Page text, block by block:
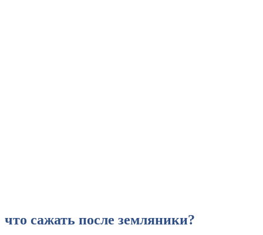
что сажать после земляники?